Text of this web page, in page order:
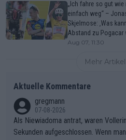
„Ich fahre so gut
einfach weg“ –
Skjelmose: ‚Was
Abstand zu Pogacar
Aug 07, 11:30
Mehr Artikel
Aktuelle Kommentare
gregmann
07-08-2026
Als Niewiadoma antrat, waren
Sekunden aufgeschlossen. Wenn